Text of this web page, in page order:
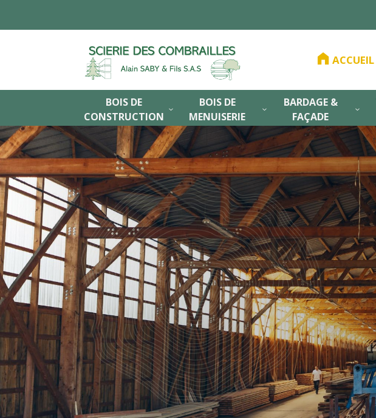
ACCUEIL
3
BOIS DE
CONSTRUCTION
3
BOIS DE
MENUISERIE
3
BARDAGE &
FAÇADE